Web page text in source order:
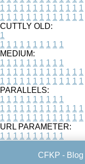
1 1 1 1 1 1 1 1 1 1 1 1 1
1 1 1 1 1 1 1 1 1 1 1 1 1
CUTTLY OLD:
1
1 1 1 1 1 1 1 1 1 1
MEDIUM:
1 1 1 1 1 1 1 1 1 1
1 1 1 1 1 1 1 1 1 1 1 1 1
1 1 1 1 1 1 1 1 1 1 1 1 1
PARALLELS:
1 1 1 1 1 1 1 1 1 1
1 1 1 1 1 1 1 1 1 1 1 1 1
1 1 1 1 1 1 1 1 1 1 1 1 1
URL PARAMETER:
1 1 1 1 1 1 1 1 1 1
CFKP - Blog